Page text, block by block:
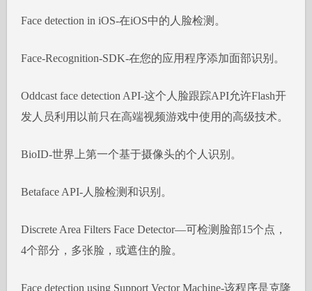
Face detection in iOS-在iOS中的人脸检测。
Face-Recognition-SDK-在您的应用程序添加面部识别。
Oddcast face detection API-这个人脸跟踪API允许Flash开
发人员利用以前只在高端视频游戏中使用的高级技术。
BioID-世界上第一个基于摄像头的个人识别。
Betaface API-人脸检测和识别。
Discrete Area Filters Face Detector—可检测脸部15个点，
4个部分，多张脸，或遮住的脸。
Face detection using Support Vector Machine-该程序是克隆